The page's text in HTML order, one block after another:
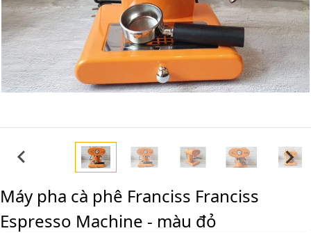
Máy pha cà phê Franciss Franciss
Espresso Machine - màu đỏ